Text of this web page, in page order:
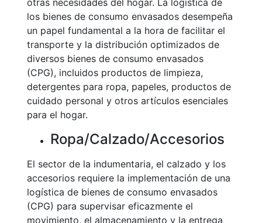
otras necesidades del hogar. La logística de
los bienes de consumo envasados desempeña
un papel fundamental a la hora de facilitar el
transporte y la distribución optimizados de
diversos bienes de consumo envasados
(CPG), incluidos productos de limpieza,
detergentes para ropa, papeles, productos de
cuidado personal y otros artículos esenciales
para el hogar.
Ropa/Calzado/Accesorios
El sector de la indumentaria, el calzado y los
accesorios requiere la implementación de una
logística de bienes de consumo envasados
(CPG) para supervisar eficazmente el
movimiento, el almacenamiento y la entrega